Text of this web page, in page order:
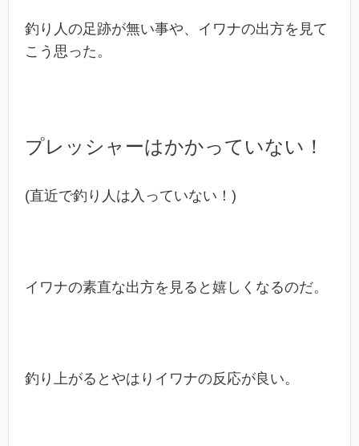
釣り人の足跡が無い事や、イワナの出方を見て
こう思った。
プレッシャーはかかっていない！
(直近で釣り人は入っていない！)
イワナの素直な出方を見ると嬉しくなるのだ。
釣り上がるとやはりイワナの反応が良い。